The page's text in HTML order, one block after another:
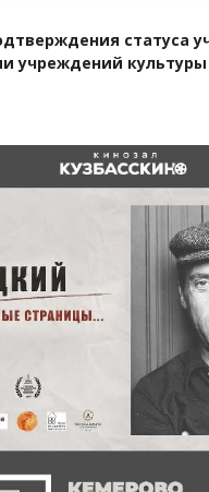
статуса
учреждений культуры